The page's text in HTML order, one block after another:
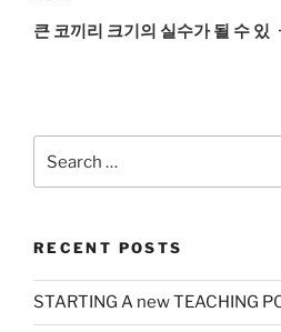
Post
큰 코끼리 크기의 실수가 될 수 있
for:
RECENT POSTS
STARTING A new TEACHING